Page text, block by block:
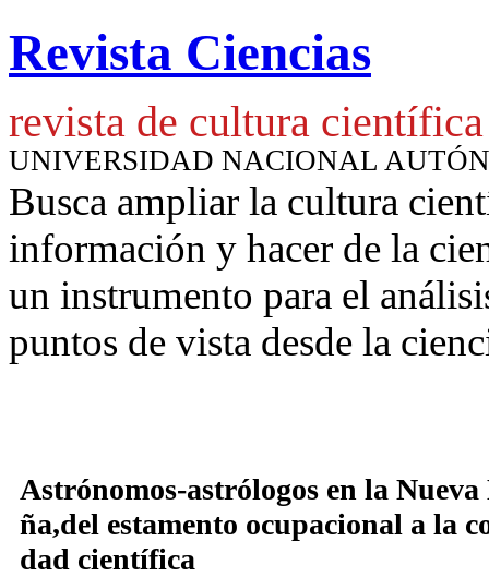
Revista Ciencias
revista de cultura científica
UNIVERSIDAD NACIONAL
Busca ampliar la cultura
información y hacer de la
un instrumento para el
puntos de vista desde la
As­tró­no­mos-as­tró­lo­gos en la
ña,del es­ta­men­to ocu­pa­cio­nal a la
dad cien­tí­fi­ca